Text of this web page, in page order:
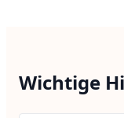
Wichtige